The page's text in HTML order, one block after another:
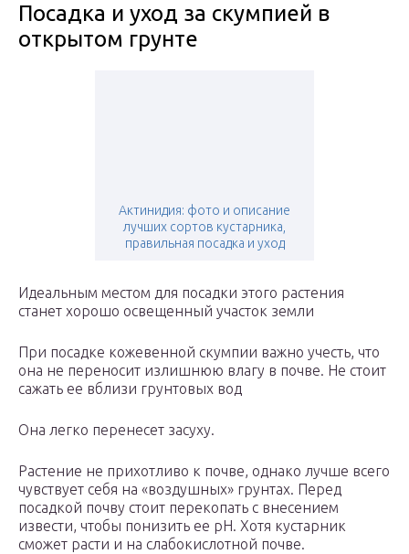
Посадка и уход за скумпией в
открытом грунте
Актинидия: фото и описание
лучших сортов кустарника,
правильная посадка и уход
Идеальным местом для посадки этого растения
станет хорошо освещенный участок земли
При посадке кожевенной скумпии важно учесть, что
она не переносит излишнюю влагу в почве. Не стоит
сажать ее вблизи грунтовых вод
Она легко перенесет засуху.
Растение не прихотливо к почве, однако лучше всего
чувствует себя на «воздушных» грунтах. Перед
посадкой почву стоит перекопать с внесением
извести, чтобы понизить ее pH. Хотя кустарник
сможет расти и на слабокислотной почве.